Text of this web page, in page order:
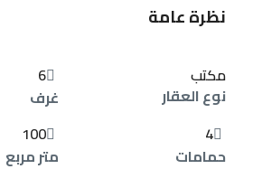
نظرة عامة
مكتب
نوع العقار
6
غرف
4
حمامات
100
متر مربع